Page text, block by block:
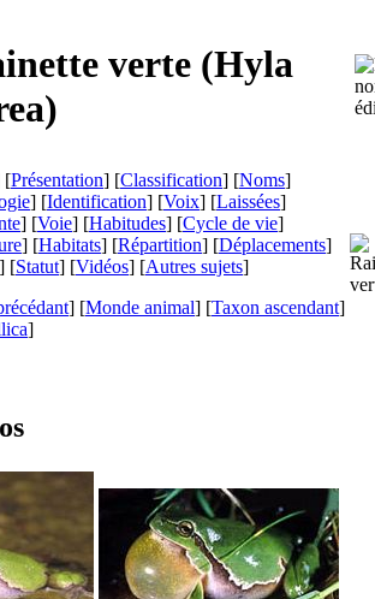
verte (Hyla
)
[Présentation] [Classification] [Noms]
] [Identification] [Voix] [Laissées]
] [Voie] [Habitudes] [Cycle de vie]
] [Habitats] [Répartition] [Déplacements]
] [Statut] [Vidéos] [Autres sujets]
] [Monde animal] [Taxon ascendant]
]